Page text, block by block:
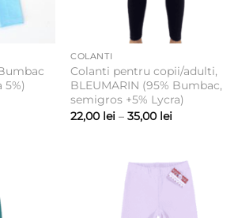
5%)
COLANTI
Colanti pentru copii/adulti,
BLEUMARIN (95% Bumbac,
semigros +5% Lycra)
22,00 lei – 35,00 lei
până
la
35,00 lei